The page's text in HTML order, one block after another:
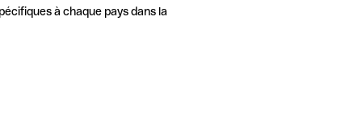
à chaque pays dans la